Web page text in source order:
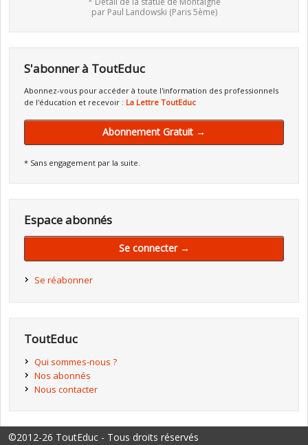
par Paul Landowski (Paris 5ème)
S'abonner à ToutEduc
Abonnez-vous pour accéder à toute l'information des professionnels
de l'éducation et recevoir : La Lettre ToutEduc
Abonnement Gratuit →
* Sans engagement par la suite.
Espace abonnés
Se connecter →
Se réabonner
ToutEduc
Qui sommes-nous ?
Nos abonnés
Nous contacter
©2012-26 ToutEduc - Tous droits réservés